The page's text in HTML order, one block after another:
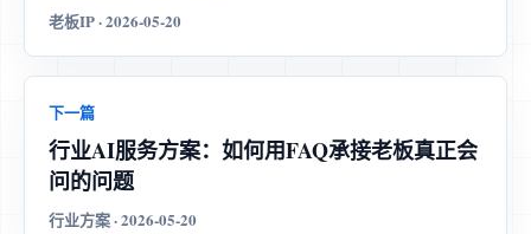
老板IP · 2026-05-20
下一篇
行业AI服务方案：如何用FAQ承接老板真正会
问的问题
行业方案 · 2026-05-20